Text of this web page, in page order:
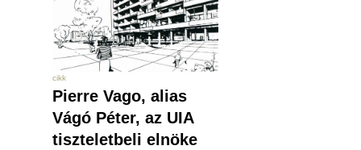
cikk
Pierre Vago, alias
Vágó Péter, az UIA
tiszteletbeli elnöke